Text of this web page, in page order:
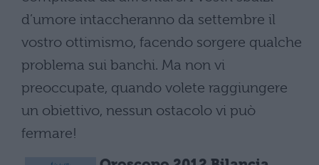
d’umore intaccheranno da settembre il
vostro ottimismo, facendo sorgere qualche
problema sui banchi. Ma non vi
preoccupate, quando volete raggiungere
un obiettivo, nessun ostacolo vi può
fermare!